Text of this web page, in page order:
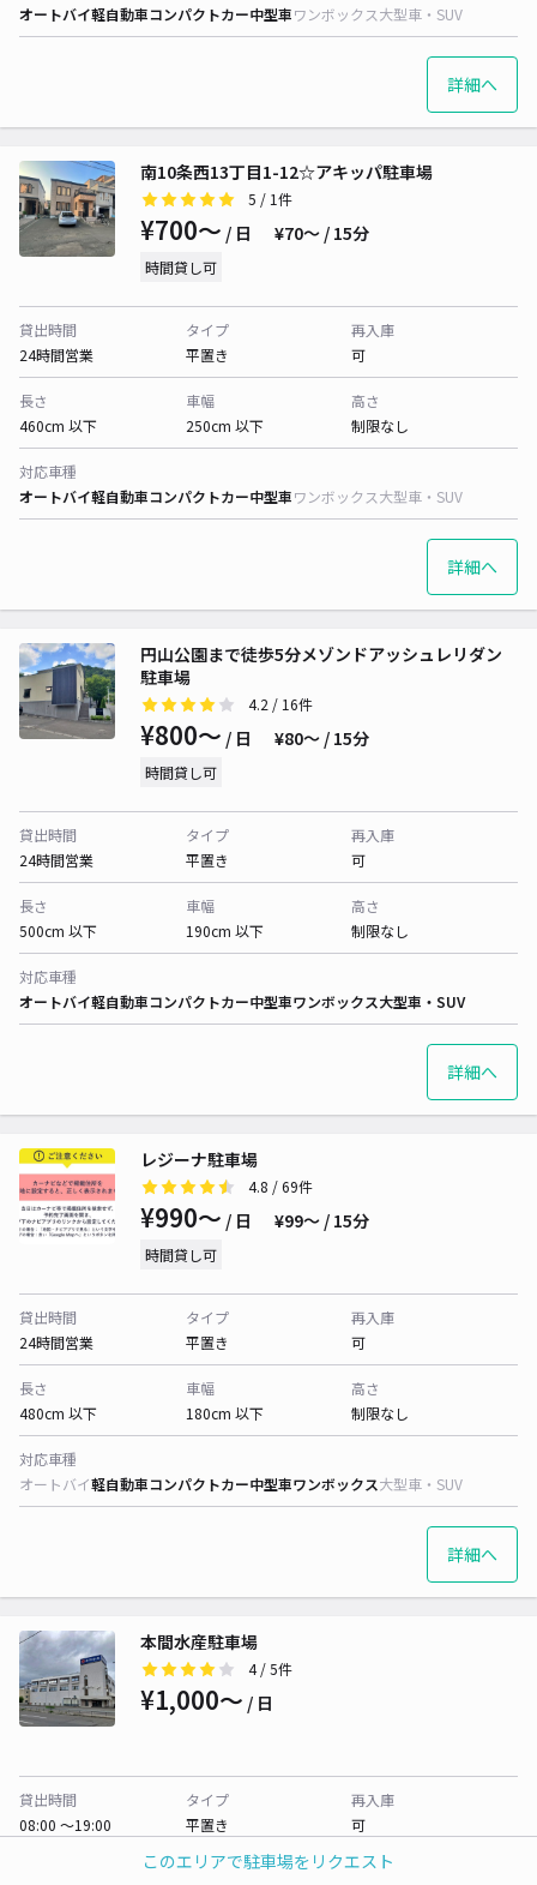
このエリアで駐車場をリクエスト
オートバイ軽自動車コンパクトカー中型車ワンボックス大型車・SUV
詳細へ
南10条西13丁目1-12☆アキッパ駐車場
5 / 1件
¥700〜 / 日 ¥70〜 / 15分
時間貸し可
貸出時間
24時間営業
タイプ
平置き
再入庫
可
長さ
460cm 以下
車幅
250cm 以下
高さ
制限なし
対応車種
オートバイ軽自動車コンパクトカー中型車ワンボックス大型車・SUV
詳細へ
円山公園まで徒歩5分メゾンドアッシュレリダン
駐車場
4.2 / 16件
¥800〜 / 日 ¥80〜 / 15分
時間貸し可
貸出時間
24時間営業
タイプ
平置き
再入庫
可
長さ
500cm 以下
車幅
190cm 以下
高さ
制限なし
対応車種
オートバイ軽自動車コンパクトカー中型車ワンボックス大型車・SUV
詳細へ
レジーナ駐車場
4.8 / 69件
¥990〜 / 日 ¥99〜 / 15分
時間貸し可
貸出時間
24時間営業
タイプ
平置き
再入庫
可
長さ
480cm 以下
車幅
180cm 以下
高さ
制限なし
対応車種
オートバイ軽自動車コンパクトカー中型車ワンボックス大型車・SUV
詳細へ
本間水産駐車場
4/ 5件
¥1,000〜 / 日
貸出時間
08:00 〜19:00
タイプ
平置き
再入庫
可
車幅 高さ